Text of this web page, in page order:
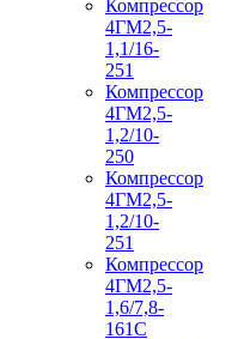
Компрессор
4ГМ2,5-
1,1/16-
251
Компрессор
4ГМ2,5-
1,2/10-
250
Компрессор
4ГМ2,5-
1,2/10-
251
Компрессор
4ГМ2,5-
1,6/7,8-
161С